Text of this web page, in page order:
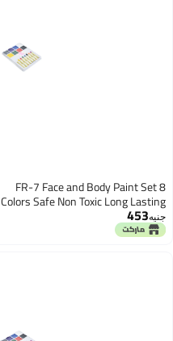
FR-7 Face and Body Paint Set 8
Colors Safe Non Toxic Long Lasting
Formula Perfect for Kids Parties
Festivals Events and Creative
جنيه453